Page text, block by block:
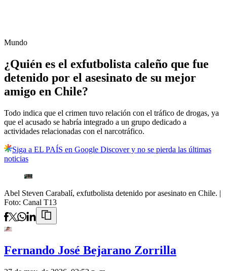
Mundo
¿Quién es el exfutbolista caleño que fue
detenido por el asesinato de su mejor
amigo en Chile?
Todo indica que el crimen tuvo relación con el tráfico de drogas, ya
que el acusado se habría integrado a un grupo dedicado a
actividades relacionadas con el narcotráfico.
Siga a EL PAÍS en Google Discover y no se pierda las últimas
noticias
Abel Steven Carabalí, exfutbolista detenido por asesinato en Chile. |
Foto: Canal T13
Fernando José Bejarano Zorrilla